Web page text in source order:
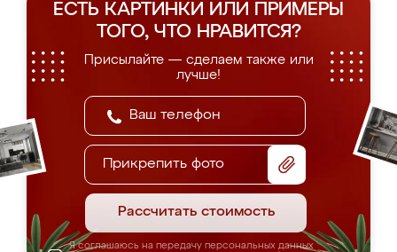
ЕСТЬ КАРТИНКИ ИЛИ ПРИМЕРЫ
ТОГО, ЧТО НРАВИТСЯ?
Присылайте — сделаем также или
лучше!
Прикрепить фото
Рассчитать стоимость
Я соглашаюсь на передачу персональных данных